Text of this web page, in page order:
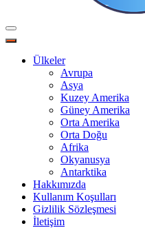
Ülkeler
Avrupa
Asya
Kuzey Amerika
Güney Amerika
Orta Amerika
Orta Doğu
Afrika
Okyanusya
Antarktika
Hakkımızda
Kullanım Koşulları
Gizlilik Sözleşmesi
İletişim